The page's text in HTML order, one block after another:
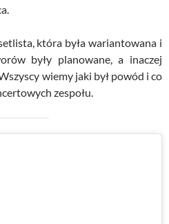
która była wariantowana i
były planowane, a inaczej
wiemy jaki był powód i co
zespołu.